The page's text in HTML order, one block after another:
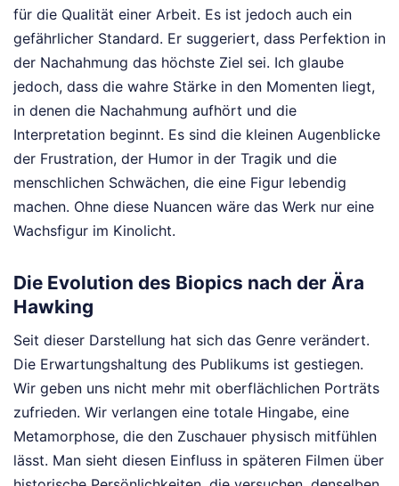
für die Qualität einer Arbeit. Es ist jedoch auch ein
gefährlicher Standard. Er suggeriert, dass Perfektion in
der Nachahmung das höchste Ziel sei. Ich glaube
jedoch, dass die wahre Stärke in den Momenten liegt,
in denen die Nachahmung aufhört und die
Interpretation beginnt. Es sind die kleinen Augenblicke
der Frustration, der Humor in der Tragik und die
menschlichen Schwächen, die eine Figur lebendig
machen. Ohne diese Nuancen wäre das Werk nur eine
Wachsfigur im Kinolicht.
Die Evolution des Biopics nach der Ära
Hawking
Seit dieser Darstellung hat sich das Genre verändert.
Die Erwartungshaltung des Publikums ist gestiegen.
Wir geben uns nicht mehr mit oberflächlichen Porträts
zufrieden. Wir verlangen eine totale Hingabe, eine
Metamorphose, die den Zuschauer physisch mitfühlen
lässt. Man sieht diesen Einfluss in späteren Filmen über